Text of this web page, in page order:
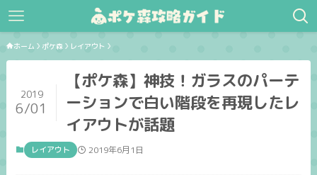
ホーム ポケ森 レイアウト
【ポケ森】神技！ガラスのパーテ
ーションで白い階段を再現したレ
イアウトが話題
2019
6/01
レイアウト 2019年6月1日